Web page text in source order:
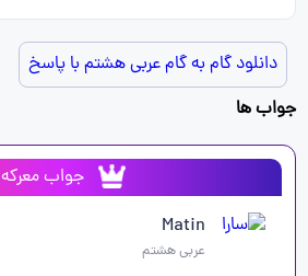
دانلود گام به گام عربی هشتم با پاسخ
جواب ها
جواب معرکه
Matin
عربی هشتم